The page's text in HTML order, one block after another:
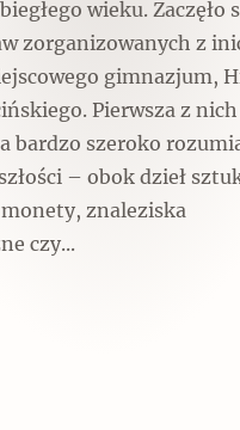
wieku. Zaczęło
zorganizowanych z
gimnazjum,
Pierwsza z nich
bardzo szeroko
– obok dzieł
znaleziska
czy...